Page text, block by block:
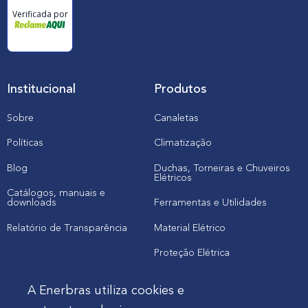
Verificada por
Institucional
Sobre
Políticas
Blog
Catálogos, manuais e
downloads
Relatório de Transparência
Produtos
Canaletas
Climatização
Duchas, Torneiras e Chuveiros
Elétricos
Ferramentas e Utilidades
Material Elétrico
Proteção Elétrica
Cliente
A Enerbras utiliza cookies e